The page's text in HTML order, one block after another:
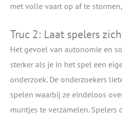
met volle vaart op af te
Truc 2: Laat spelers
Het gevoel van autonomie en
sterker als je in het spel een
onderzoek. De onderzoekers
spelen waarbij ze eindeloos
muntjes te verzamelen. Spelers